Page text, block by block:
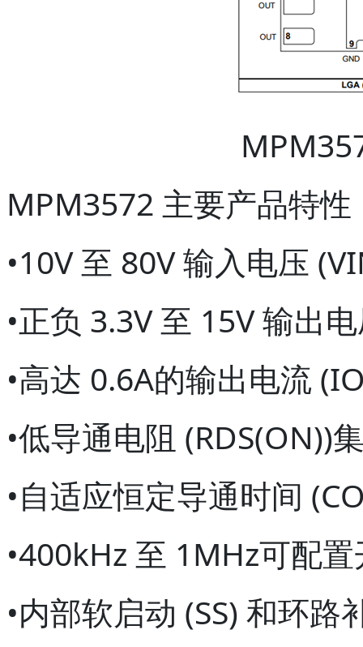
MPM3572 主要产品特性
•10V 至 80V 输入电压
•正负 3.3V 至 15V 输出
•高达 0.6A的输出电流
•低导通电阻 (RDS(ON))
•自适应恒定导通时间
•400kHz 至 1MHz可配
•内部软启动 (SS) 和环路